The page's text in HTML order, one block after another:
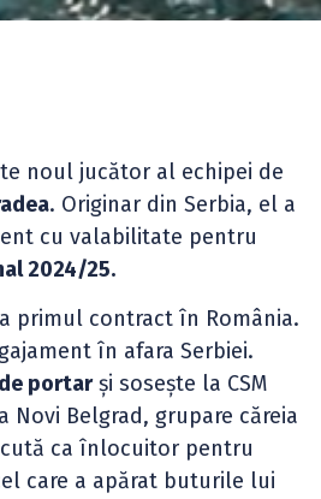
noul jucător al echipei de
. Originar din Serbia, el a
cu valabilitate pentru
2024/25.
primul contract în România.
în afara Serbiei.
portarși sosește la CSM
Novi Belgrad, grupare căreia
ca înlocuitor pentru
care a apărat buturile lui